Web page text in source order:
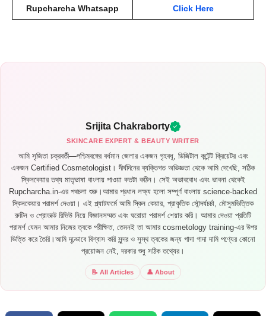
Rupcharcha Whatsapp Click Here
Srijita Chakraborty
SKINCARE EXPERT & BEAUTY WRITER
আমি সৃজিতা চক্রবর্তী—পশ্চিমবঙ্গের বর্ধমান জেলার একজন গৃহবধূ, ডিজিটাল কন্টেন্ট ক্রিয়েটর এবং
একজন Certified Cosmetologist। দীর্ঘদিনের ব্যক্তিগত অভিজ্ঞতা থেকে আমি দেখেছি, সঠিক
স্কিনকেয়ার তথ্য মাতৃভাষা বাংলায় পাওয়া কতটা কঠিন। সেই অভাববোধ এবং ভাবনা থেকেই
Rupcharcha.in-এর পথচলা শুরু।আমার প্রধান লক্ষ্য হলো সম্পূর্ণ বাংলায় science-backed
স্কিনকেয়ার পরামর্শ দেওয়া। এই প্ল্যাটফর্মে আমি স্কিন কেয়ার, প্রাকৃতিক সৌন্দর্যচর্চা, মৌসুমভিত্তিক
রুটিন ও প্রোডাক্ট রিভিউ নিয়ে বিজ্ঞানসম্মত এবং ঘরোয়া পরামর্শ শেয়ার করি। আমার দেওয়া প্রতিটি
পরামর্শ যেমন আমার নিজের ত্বকে পরীক্ষিত, তেমনই তা আমার cosmetology training-এর উপর
ভিত্তি করে তৈরি।আমি দৃঢ়ভাবে বিশ্বাস করি সুন্দর ও সুস্থ ত্বকের জন্য গাদা গাদা দামি পণ্যের কোনো
প্রয়োজন নেই, দরকার শুধু সঠিক তথ্যের।
📝 All Articles 👤 About